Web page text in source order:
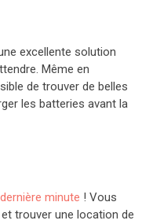
excellente solution
Même en
de trouver de belles
les batteries avant la
minute ! Vous
trouver une location de